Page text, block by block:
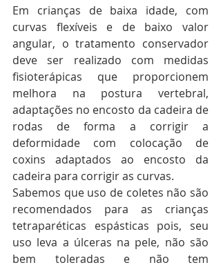
Em crianças de baixa idade, com
curvas flexíveis e de baixo valor
angular, o tratamento conservador
deve ser realizado com medidas
fisioterápicas que proporcionem
melhora na postura vertebral,
adaptações no encosto da cadeira de
rodas de forma a corrigir a
deformidade com colocação de
coxins adaptados ao encosto da
cadeira para corrigir as curvas.
Sabemos que uso de coletes não são
recomendados para as crianças
tetraparéticas espásticas pois, seu
uso leva a úlceras na pele, não são
bem toleradas e não tem